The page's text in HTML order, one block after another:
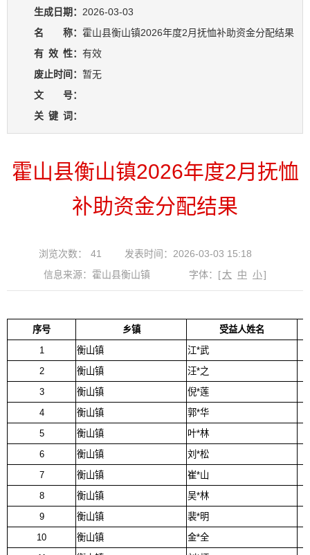
生成日期： 2026-03-03
名 称： 霍山县衡山镇2026年度2月抚恤补助资金分配结果
有 效 性： 有效
废止时间： 暂无
文 号：
关 键 词：
霍山县衡山镇2026年度2月抚恤
补助资金分配结果
浏览次数： 41
发表时间：2026-03-03 15:18
信息来源：霍山县衡山镇
字体： [大 中 小]
序号 乡镇
受益人姓名
1
衡山镇
江*武
2
衡山镇
汪*之
3
衡山镇
倪*莲
4
衡山镇
郭*华
5
衡山镇
叶*林
6
衡山镇
刘*松
7
衡山镇
崔*山
8
衡山镇
吴*林
9
衡山镇
裴*明
10
衡山镇
金*全